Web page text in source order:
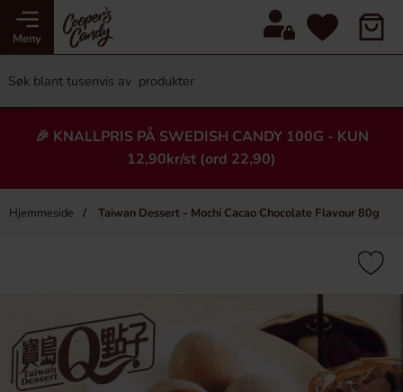
Meny
🎉 KNALLPRIS PÅ SWEDISH CANDY 100G - KUN
12,90kr/st (ord 22,90)
Hjemmeside Taiwan Dessert - Mochi Cacao Chocolate Flavour 80g
×
-21%